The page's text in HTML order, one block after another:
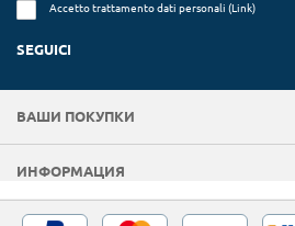
Accetto trattamento dati personali (Link)
SEGUICI
ВАШИ ПОКУПКИ
ИНФОРМАЦИЯ